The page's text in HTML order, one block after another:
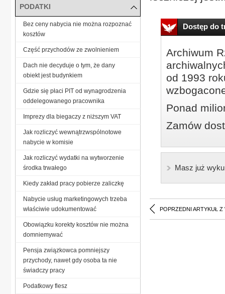
Dostęp do
Archiwum
od 1993
Ponad
Zamów
Masz już
POPRZEDNI ARTYKUŁ Z
PODATKI
Bez ceny nabycia nie można rozpoznać
kosztów
Część przychodów ze zwolnieniem
Dach nie decyduje o tym, że dany
obiekt jest budynkiem
Gdzie się płaci PIT od wynagrodzenia
oddelegowanego pracownika
Imprezy dla biegaczy z niższym VAT
Jak rozliczyć wewnątrzwspólnotowe
nabycie w komisie
Jak rozliczyć wydatki na wytworzenie
środka trwałego
Kiedy zakład pracy pobierze zaliczkę
Nabycie usług marketingowych trzeba
właściwie udokumentować
Obowiązku korekty kosztów nie można
domniemywać
Pensja związkowca pomniejszy
przychody, nawet gdy osoba ta nie
świadczy pracy
Podatkowy flesz